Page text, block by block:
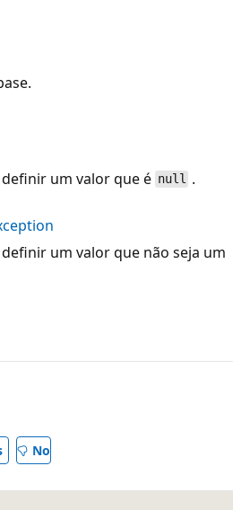
um valor que é null .
um valor que não seja um
No